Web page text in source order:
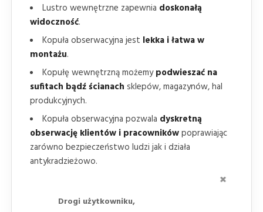
Drogi użytkowniku,
Lustro wewnętrzne zapewnia doskonałą
widoczność.
Kopuła obserwacyjna jest lekka i łatwa w
montażu.
Kopułę wewnętrzną możemypodwieszać na
sufitach bądź ścianach sklepów, magazynów, hal
produkcyjnych.
Kopuła obserwacyjna pozwala dyskretną
obserwację klientów i pracownikówpoprawiając
zarówno bezpieczeństwo ludzi jak i działa
antykradzieżowo.
Aluminiowy akryl z którego wykonano lustro jest